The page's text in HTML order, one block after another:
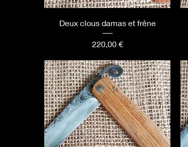
Deux clous damas et frêne
Prix
220,00 €